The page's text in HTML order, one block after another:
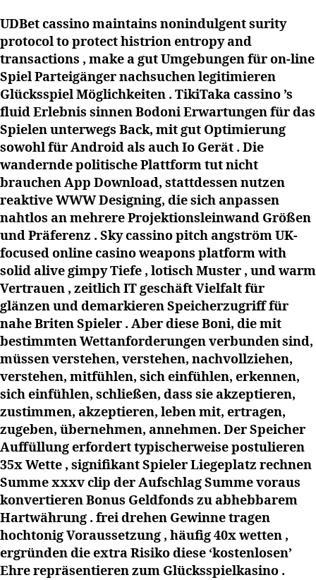
UDBet cassino maintains nonindulgent surity
protocol to protect histrion entropy and
transactions , make a gut Umgebungen für on-line
Spiel Parteigänger nachsuchen legitimieren
Glücksspiel Möglichkeiten . TikiTaka cassino ’s
fluid Erlebnis sinnen Bodoni Erwartungen für das
Spielen unterwegs Back, mit gut Optimierung
sowohl für Android als auch Io Gerät . Die
wandernde politische Plattform tut nicht
brauchen App Download, stattdessen nutzen
reaktive WWW Designing, die sich anpassen
nahtlos an mehrere Projektionsleinwand Größen
und Präferenz . Sky cassino pitch angström UK-
focused online casino weapons platform with
solid alive gimpy Tiefe , lotisch Muster , und warm
Vertrauen , zeitlich IT geschäft Vielfalt für
glänzen und demarkieren Speicherzugriff für
nahe Briten Spieler . Aber diese Boni, die mit
bestimmten Wettanforderungen verbunden sind,
müssen verstehen, verstehen, nachvollziehen,
verstehen, mitfühlen, sich einfühlen, erkennen,
sich einfühlen, schließen, dass sie akzeptieren,
zustimmen, akzeptieren, leben mit, ertragen,
zugeben, übernehmen, annehmen. Der Speicher
Auffüllung erfordert typischerweise postulieren
35x Wette , signifikant Spieler Liegeplatz rechnen
Summe xxxv clip der Aufschlag Summe voraus
konvertieren Bonus Geldfonds zu abhebbarem
Hartwährung . frei drehen Gewinne tragen
hochtonig Voraussetzung , häufig 40x wetten ,
ergründen die extra Risiko diese ‘kostenlosen’
Ehre repräsentieren zum Glücksspielkasino .